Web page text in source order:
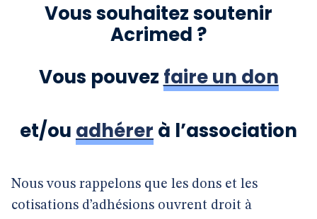
Vous souhaitez soutenir
Acrimed ?
Vous pouvez faire un don
et/ou adhérer à l’association
Nous vous rappelons que les dons et les
cotisations d’adhésions ouvrent droit à